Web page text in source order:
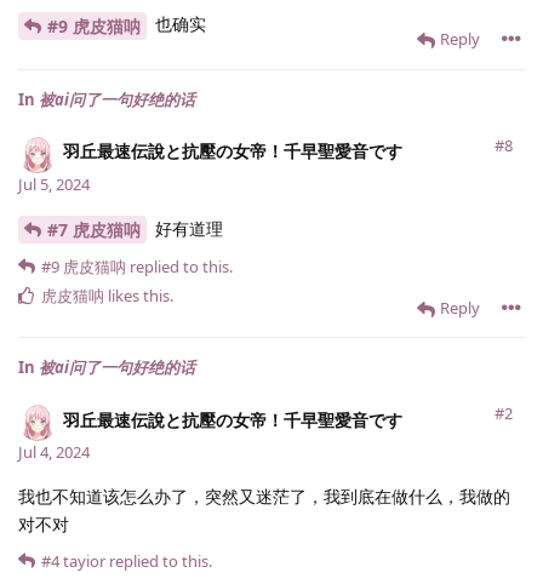
#9 虎皮猫呐 也确实
Reply
In 被ai问了一句好绝的话
羽丘最速伝說と抗壓の女帝！千早聖愛音です
#8
Jul 5, 2024
#7 虎皮猫呐 好有道理
Reply
#9 虎皮猫呐 replied to this.
虎皮猫呐 likes this.
In 被ai问了一句好绝的话
羽丘最速伝說と抗壓の女帝！千早聖愛音です
#2
Jul 4, 2024
我也不知道该怎么办了，突然又迷茫了，我到底在做什么，我做的
对不对
#4tayior replied to this.